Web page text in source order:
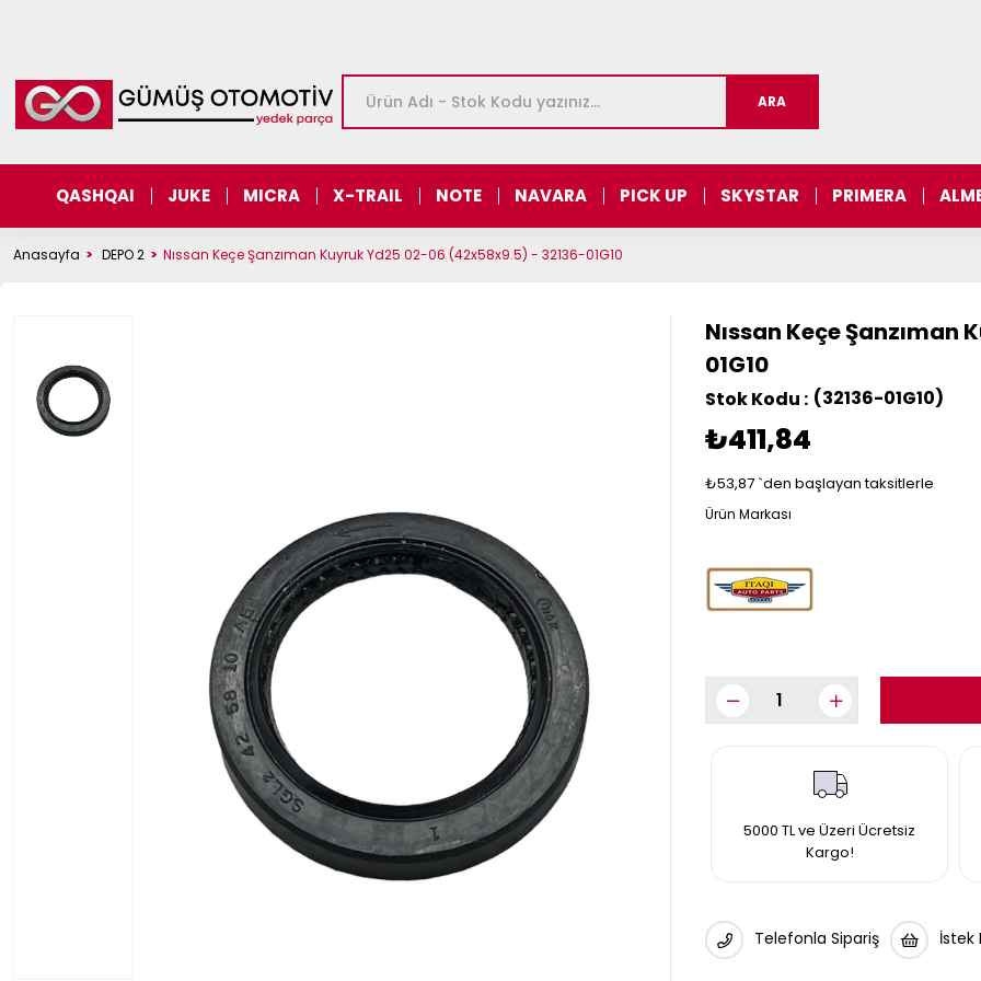
QASHQAI JUKE MICRA X-TRAIL NOTE NAVARA PICK UP SKYSTAR PRIMERA
Anasayfa DEPO 2 Nıssan Keçe Şanzıman Kuyruk Yd25 02-06 (42x58x9.5) - 32136-01G10
Nıssan Keçe
01G10
(32136-01G10)
₺411,84
₺53,87 `den başlayan taksitlerle
5000 TL ve Üzeri Ücretsiz
Kargo!
Telefonla Sipariş İstek